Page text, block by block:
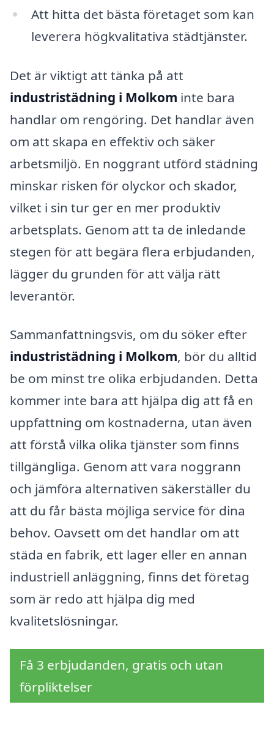
Att hitta det bästa företaget som kan
leverera högkvalitativa städtjänster.
Det är viktigt att tänka på att
industristädning i Molkom inte bara
handlar om rengöring. Det handlar även
om att skapa en effektiv och säker
arbetsmiljö. En noggrant utförd städning
minskar risken för olyckor och skador,
vilket i sin tur ger en mer produktiv
arbetsplats. Genom att ta de inledande
stegen för att begära flera erbjudanden,
lägger du grunden för att välja rätt
leverantör.
Sammanfattningsvis, om du söker efter
industristädning i Molkom, bör du alltid
be om minst tre olika erbjudanden. Detta
kommer inte bara att hjälpa dig att få en
uppfattning om kostnaderna, utan även
att förstå vilka olika tjänster som finns
tillgängliga. Genom att vara noggrann
och jämföra alternativen säkerställer du
att du får bästa möjliga service för dina
behov. Oavsett om det handlar om att
städa en fabrik, ett lager eller en annan
industriell anläggning, finns det företag
som är redo att hjälpa dig med
kvalitetslösningar.
Få 3 erbjudanden, gratis och utan
förpliktelser